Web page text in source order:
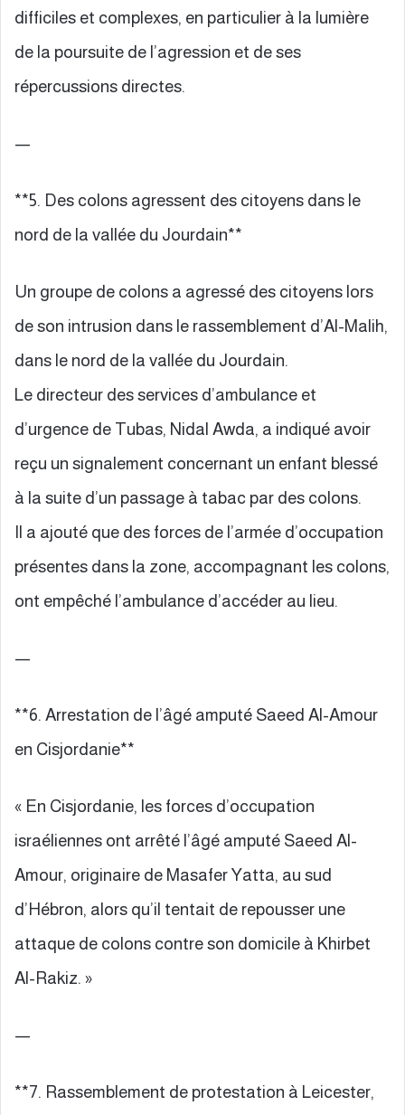
difficiles et complexes, en particulier à la lumière
de la poursuite de l’agression et de ses
répercussions directes.
—
**5. Des colons agressent des citoyens dans le
nord de la vallée du Jourdain**
Un groupe de colons a agressé des citoyens lors
de son intrusion dans le rassemblement d’Al-Malih,
dans le nord de la vallée du Jourdain.
Le directeur des services d’ambulance et
d’urgence de Tubas, Nidal Awda, a indiqué avoir
reçu un signalement concernant un enfant blessé
à la suite d’un passage à tabac par des colons.
Il a ajouté que des forces de l’armée d’occupation
présentes dans la zone, accompagnant les colons,
ont empêché l’ambulance d’accéder au lieu.
—
**6. Arrestation de l’âgé amputé Saeed Al-Amour
en Cisjordanie**
« En Cisjordanie, les forces d’occupation
israéliennes ont arrêté l’âgé amputé Saeed Al-
Amour, originaire de Masafer Yatta, au sud
d’Hébron, alors qu’il tentait de repousser une
attaque de colons contre son domicile à Khirbet
Al-Rakiz. »
—
**7. Rassemblement de protestation à Leicester,